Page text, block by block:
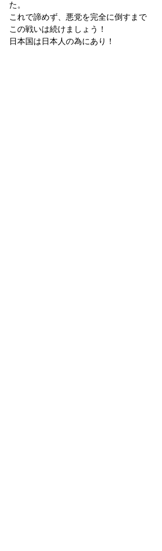
た。
これで諦めず、悪党を完全に倒すまで
この戦いは続けましょう！
日本国は日本人の為にあり！